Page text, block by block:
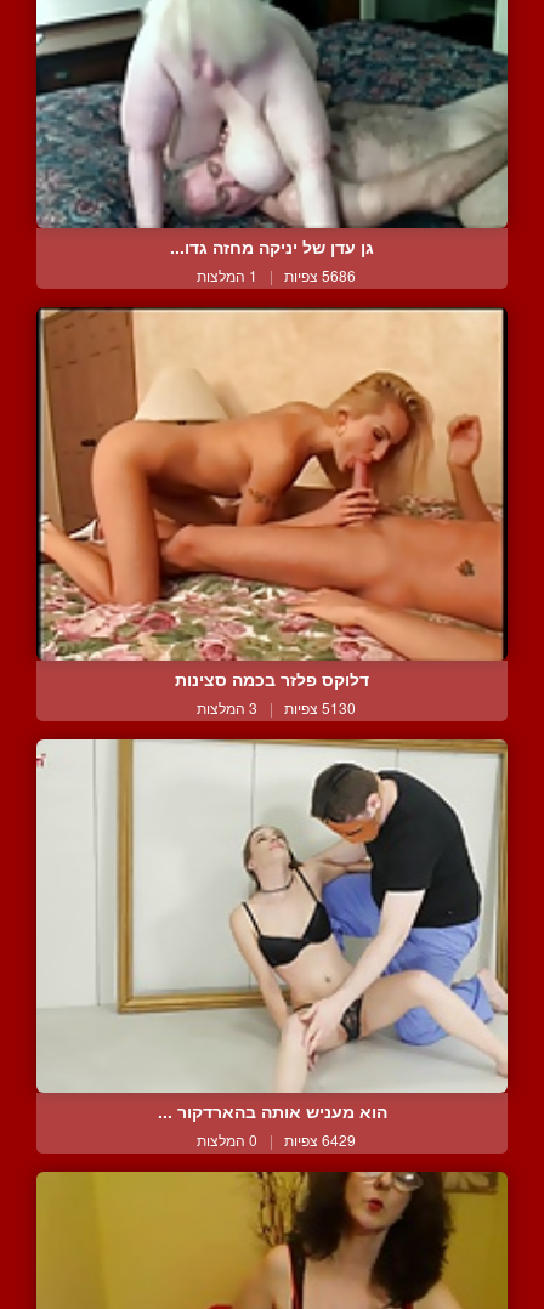
גן עדן של יניקה מחזה גדו...
5686 צפיות | 1 המלצות
דלוקס פלזר בכמה סצינות
5130 צפיות | 3 המלצות
הוא מעניש אותה בהארדקור ...
6429 צפיות | 0 המלצות